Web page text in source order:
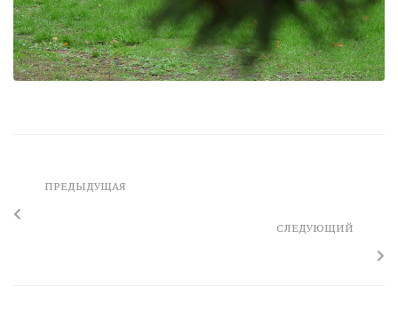
ПРЕДЫДУЩАЯ
СЛЕДУЮЩИЙ